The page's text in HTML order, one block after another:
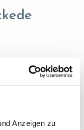
Anzeigen zu